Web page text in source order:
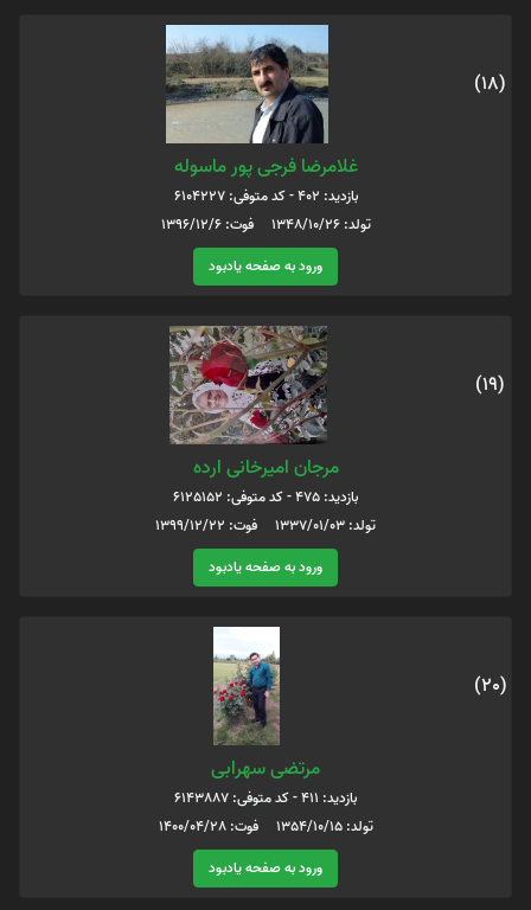
(18)
غلامرضا فرجی پور ماسوله
بازدید: 402 - کد متوفی: 6104227
تولد: 1348/10/26 فوت: 1396/12/6
ورود به صفحه یادبود
(19)
مرجان امیرخانی ارده
بازدید: 475 - کد متوفی: 6125152
تولد: 1337/01/03 فوت: 1399/12/22
ورود به صفحه یادبود
(20)
مرتضی سهرابی
بازدید: 411 - کد متوفی: 6143887
تولد: 1354/10/15 فوت: 1400/04/28
ورود به صفحه یادبود